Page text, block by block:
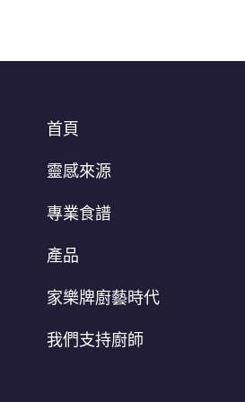
首頁
靈感來源
專業食譜
產品
家樂牌廚藝時代
我們支持廚師